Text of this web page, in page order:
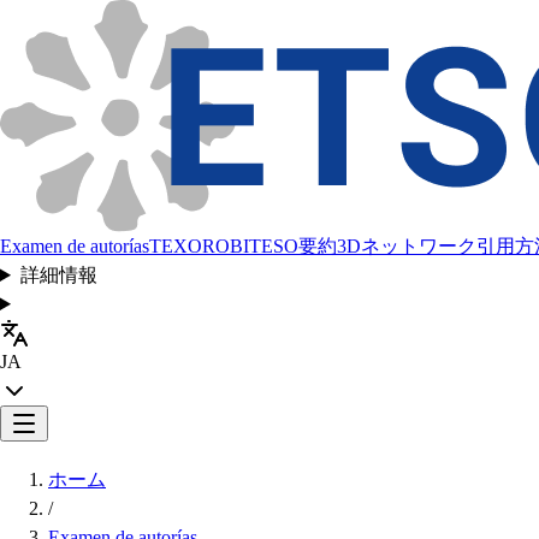
Examen de autoríasTEXOROBITESO要約3Dネットワーク引用方
詳細情報
JA
ホーム
/